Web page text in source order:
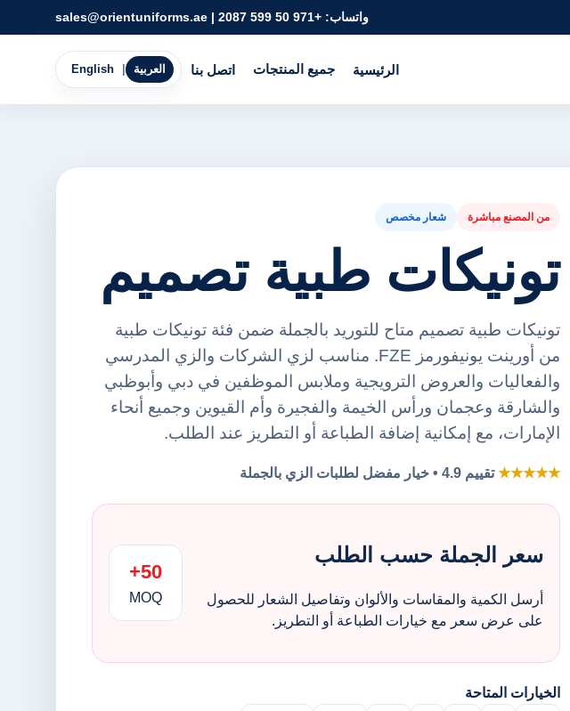
واتساب: +971 50 599 2087
|
sales@orientuniforms.ae
الرئيسية جميع المنتجات اتصل بنا English العربية
من المصنع مباشرة شعار مخصص
تونيكات طبية تصميم
تونيكات طبية تصميم متاح للتوريد بالجملة ضمن فئة تونيكات طبية
من أورينت يونيفورمز FZE. مناسب لزي الشركات والزي المدرسي
والفعاليات والعروض الترويجية وملابس الموظفين في دبي وأبوظبي
والشارقة وعجمان ورأس الخيمة والفجيرة وأم القيوين وجميع أنحاء
الإمارات، مع إمكانية إضافة الطباعة أو التطريز عند الطلب.
★★★★★تقييم 4.9 • خيار مفضل لطلبات الزي بالجملة
سعر الجملة حسب الطلب
أرسل الكمية والمقاسات والألوان وتفاصيل الشعار للحصول
على عرض سعر مع خيارات الطباعة أو التطريز.
50+
MOQ
الخيارات المتاحة